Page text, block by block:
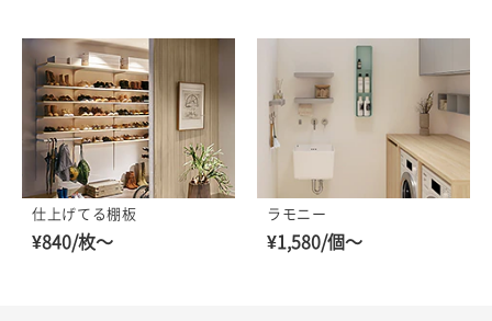
仕上げてる棚板
¥840/枚～
ラモニー
¥1,580/個～